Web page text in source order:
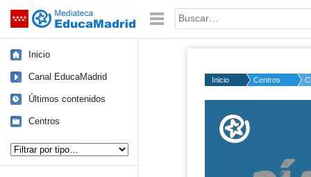
Saltar navegación Palabra o frase:
Inicio
Canal EducaMadrid
Últimos contenidos
Centros
Inicio Centros
50%